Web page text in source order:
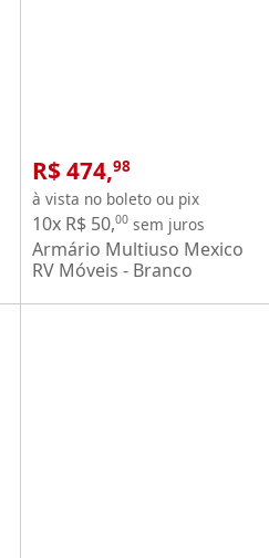
R$ 474,98
à vista no boleto ou pix
10x R$ 50,00 sem juros
Armário Multiuso Mexico
RV Móveis - Branco